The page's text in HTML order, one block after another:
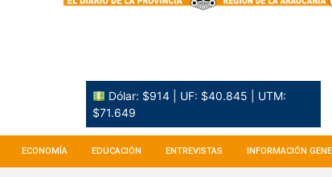
Dólar: $914 | UF: $40.845 | UTM:
$71.649
ECONOMÍA EDUCACIÓN ENTREVISTAS INFORMACIÓN